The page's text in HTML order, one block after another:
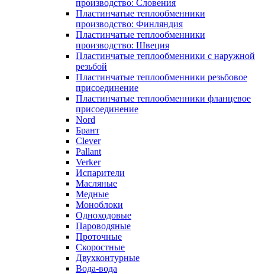
производство: Словения
Пластинчатые теплообменники
производство: Финляндия
Пластинчатые теплообменники
производство: Швеция
Пластинчатые теплообменники с наружной
резьбой
Пластинчатые теплообменники резьбовое
присоединение
Пластинчатые теплообменники фланцевое
присоединение
Nord
Брант
Clever
Pallant
Verker
Испарители
Масляные
Медные
Моноблоки
Одноходовые
Пароводяные
Проточные
Скоростные
Двухконтурные
Вода-вода